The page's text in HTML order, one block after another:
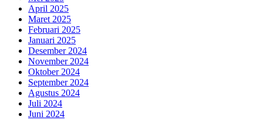
April 2025
Maret 2025
Februari 2025
Januari 2025
Desember 2024
November 2024
Oktober 2024
September 2024
Agustus 2024
Juli 2024
Juni 2024